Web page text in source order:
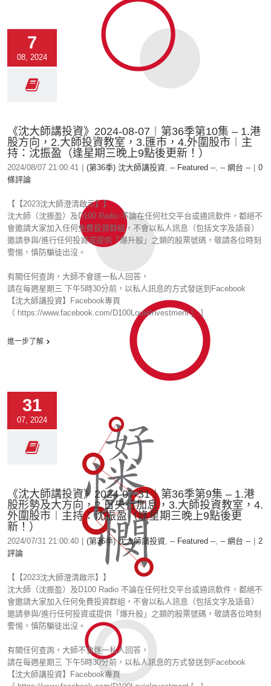
7
08, 2024
《沈大師講投資》2024-08-07︱第36季第10集 – 1.港
股方向，2.大師投資教室，3.匯市，4.外圍股市︱主
持：沈振盈（逢星期三晚上9點後更新！）
2024/08/07 21:00:41 (第36季) 沈大師講投資, -- Featured --, -- 網台 --
0
條評論
【【2023沈大師澄清啟示】】
沈大師（沈振盈）及D100 Radio 不論在任何社交平台或通訊軟件，都絕不
會邀請大家加入任何免費投資群組，不會以私人訊息（包括文字及語音）
邀請參與/進行任何投資或提供「爆升股」之類的股票號碼，敬請各位時刻
警惕，慎防騙徒出沒。
有關任何查詢，大師不會逐一私人回答，
請在每週星期三 下午5時30分前，以私人訊息的方式發送到Facebook
【沈大師講投資】Facebook專頁
（ https://www.facebook.com/D100LouieInvestment [...]
進一步了解
31
07, 2024
《沈大師講投資》2024-07-31︱第36季第9集 – 1.港
股形勢及大方向，2.日央行加息，3.大師投資教室，4.
外圍股市︱主持：沈振盈（逢星期三晚上9點後更
新！）
2024/07/31 21:00:40 (第36季) 沈大師講投資, -- Featured --, -- 網台 --
2
評論
【【2023沈大師澄清啟示】】
沈大師（沈振盈）及D100 Radio 不論在任何社交平台或通訊軟件，都絕不
會邀請大家加入任何免費投資群組，不會以私人訊息（包括文字及語音）
邀請參與/進行任何投資或提供「爆升股」之類的股票號碼，敬請各位時刻
警惕，慎防騙徒出沒。
有關任何查詢，大師不會逐一私人回答，
請在每週星期三 下午5時30分前，以私人訊息的方式發送到Facebook
【沈大師講投資】Facebook專頁